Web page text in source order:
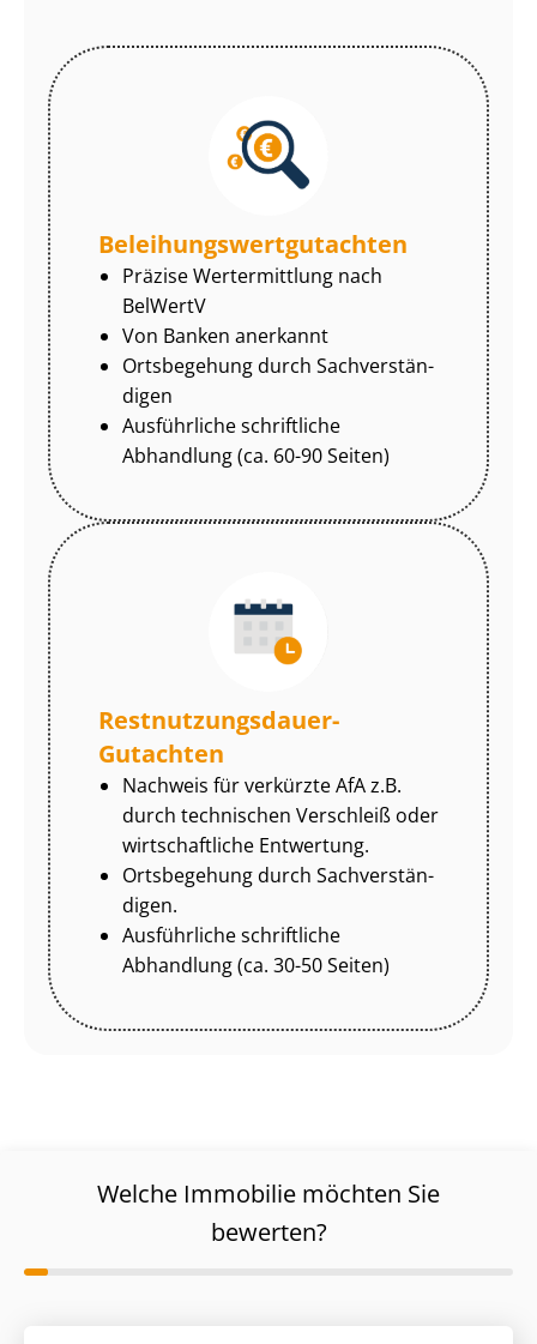
Be­lei­hungs­wert­gut­ach­ten
Präzise Wertermittlung nach
BelWertV
Von Banken anerkannt
Ortsbegehung durch Sach­ver­stän­
di­gen
Ausführliche schriftliche
Abhandlung (ca. 60-90 Seiten)
Rest­nut­zungs­dau­er-
Gutachten
Nachweis für verkürzte AfA z.B.
durch technischen Verschleiß oder
wirtschaftliche Entwertung.
Ortsbegehung durch Sach­ver­stän­
di­gen.
Ausführliche schriftliche
Abhandlung (ca. 30-50 Seiten)
Welche Immobilie möchten Sie
bewerten?